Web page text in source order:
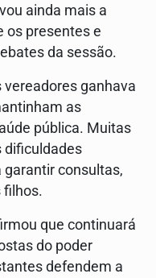
ainda mais a
os presentes e
da sessão.
ganhava
as
pública. Muitas
dificuldades
consultas,
filhos.
que continuará
do poder
defendem a